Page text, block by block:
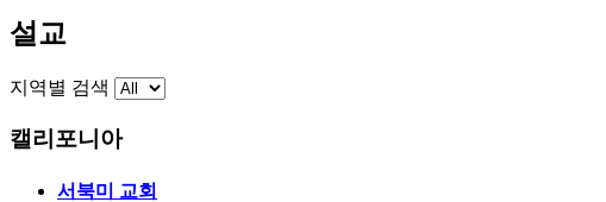
설교
지역별 검색
캘리포니아
서북미 교회